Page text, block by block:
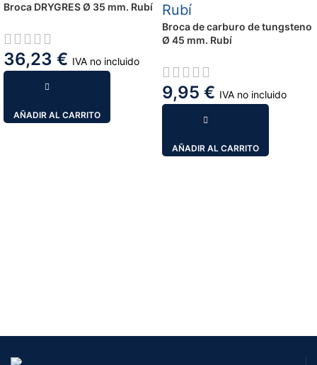
Broca DRYGRES Ø 35 mm. Rubí
36,23 € IVA no incluido
AÑADIR AL CARRITO
Broca de carburo de tungsteno
Ø 45 mm. Rubí
9,95 € IVA no incluido
AÑADIR AL CARRITO